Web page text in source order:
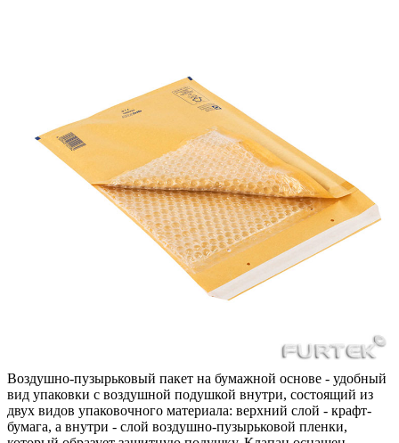
Воздушно-пузырьковый пакет на бумажной основе - удобный
вид упаковки с воздушной подушкой внутри, состоящий из
двух видов упаковочного материала: верхний слой - крафт-
бумага, а внутри - слой воздушно-пузырьковой пленки,